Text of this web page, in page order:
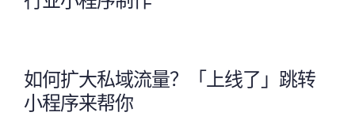
如何扩大私域流量？「上线了」跳转
小程序来帮你